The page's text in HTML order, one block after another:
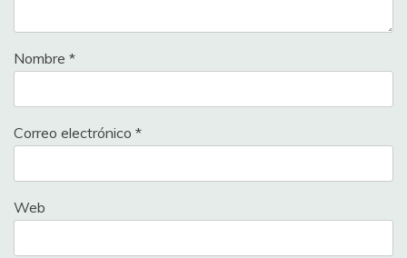
Nombre *
Correo electrónico *
Web